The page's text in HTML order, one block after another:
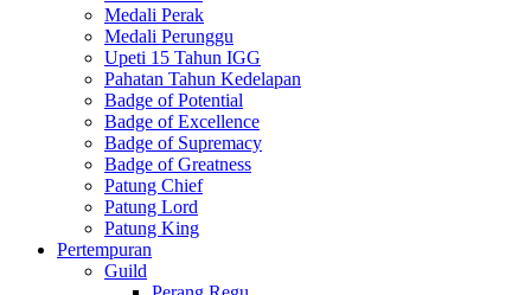
Medali Perak
Medali Perunggu
Upeti 15 Tahun IGG
Pahatan Tahun Kedelapan
Badge of Potential
Badge of Excellence
Badge of Supremacy
Badge of Greatness
Patung Chief
Patung Lord
Patung King
Pertempuran
Guild